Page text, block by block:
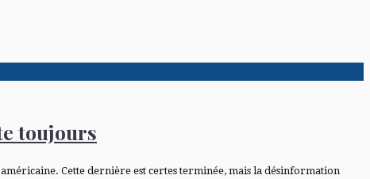
toujours
Cette dernière est certes terminée, mais la désinformation